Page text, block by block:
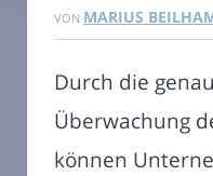
VON MARIUS
Durch die
Überwachung
können